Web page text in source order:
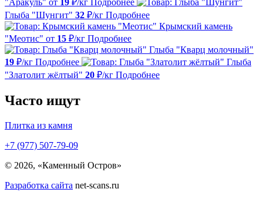
Глыба "Шунгит" 32 ₽/кг Подробнее
Крымский камень
"Меотис" от 15 ₽/кг Подробнее
Глыба "Кварц молочный"
19 ₽/кг Подробнее
Глыба
"Златолит жёлтый" 20 ₽/кг Подробнее
Часто ищут
Плитка из камня
+7 (977) 507-79-09
© 2026, «Каменный Остров»
Разработка сайта net-scans.ru